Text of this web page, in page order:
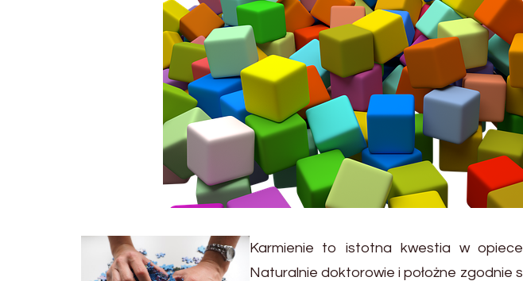
Karmienie to istotna kwestia w
Naturalnie doktorowie i położne zgodnie